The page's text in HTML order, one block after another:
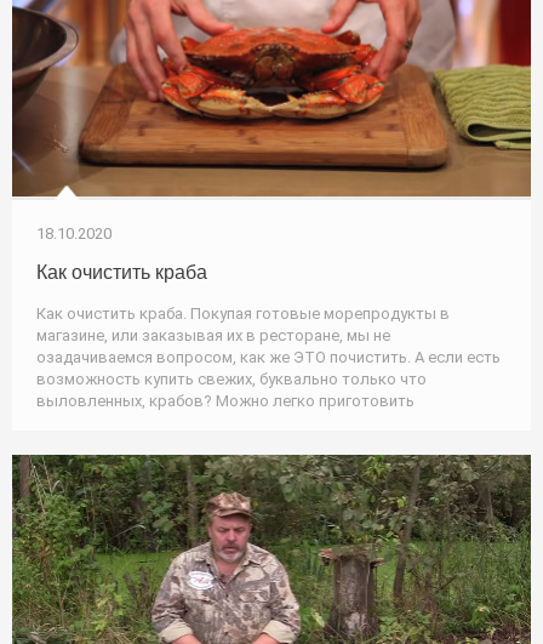
18.10.2020
Как очистить краба
Как очистить краба. Покупая готовые морепродукты в
магазине, или заказывая их в ресторане, мы не
озадачиваемся вопросом, как же ЭТО почистить. А если есть
возможность купить свежих, буквально только что
выловленных, крабов? Можно легко приготовить